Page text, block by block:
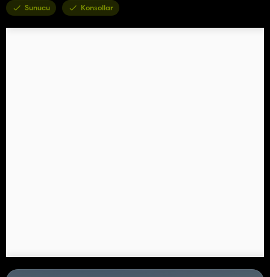
Fiyat; £ 2500
kategori; Hayvanlar> Arılar
Sunucu Konsollar